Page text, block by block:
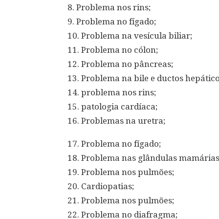
8. Problema nos rins;
9. Problema no fígado;
10. Problema na vesícula biliar;
11. Problema no cólon;
12. Problema no pâncreas;
13. Problema na bile e ductos
14. problema nos rins;
15. patologia cardíaca;
16. Problemas na uretra;
17. Problema no fígado;
18. Problema nas glândulas
19. Problema nos pulmões;
20. Cardiopatias;
21. Problema nos pulmões;
22. Problema no diafragma;